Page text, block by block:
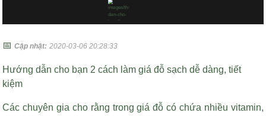
📅Cập nhật: 2020-03-06 20:28:33
Hướng dẫn cho bạn 2 cách làm giá đỗ sạch dễ dàng, tiết
kiệm
Các chuyên gia cho rằng trong giá đỗ có chứa nhiều vitamin,